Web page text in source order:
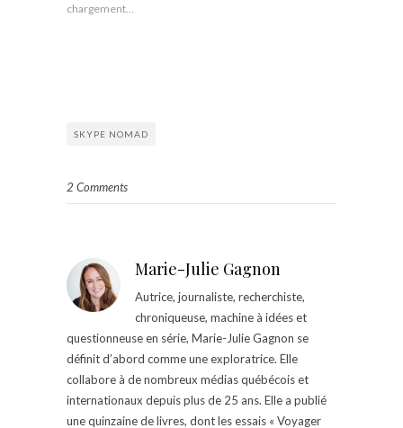
chargement…
SKYPE NOMAD
2 Comments
Marie-Julie Gagnon
Autrice, journaliste, recherchiste,
chroniqueuse, machine à idées et
questionneuse en série, Marie-Julie Gagnon se
définit d’abord comme une exploratrice. Elle
collabore à de nombreux médias québécois et
internationaux depuis plus de 25 ans. Elle a publié
une quinzaine de livres, dont les essais « Voyager